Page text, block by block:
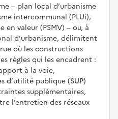
– plan local d’urbanisme
intercommunal (PLUi),
en valeur (PSMV) – ou, à
d’urbanisme, délimitent
où les constructions
règles qui les encadrent :
à la voie,
d’utilité publique (SUP)
supplémentaires,
l’entretien des réseaux